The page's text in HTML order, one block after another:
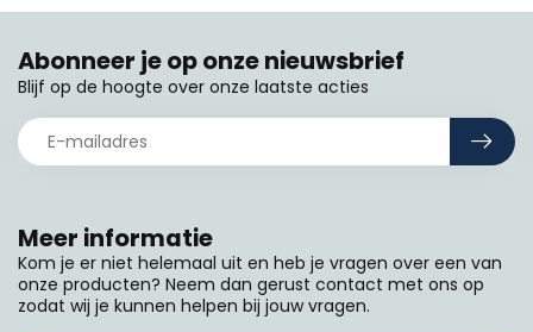
Meer informatie
Kom je er niet helemaal uit en heb je vragen over een van
onze producten? Neem dan gerust contact met ons op
zodat wij je kunnen helpen bij jouw vragen.
Abonneer je op onze nieuwsbrief
Blijf op de hoogte over onze laatste acties